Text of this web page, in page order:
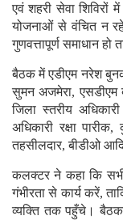
एवं शहरी सेवा शिविरों
योजनाओं से वंचित न
गुणवत्तापूर्ण समाधान हो
बैठक में एडीएम नरेश
सुमन अजमेरा, एसडीएम
जिला स्तरीय
अधिकारी रक्षा
तहसीलदार, बीडीओ
कलक्टर ने कहा कि सभी
गंभीरता से कार्य करें,
व्यक्ति तक पहुँचे। बैठक